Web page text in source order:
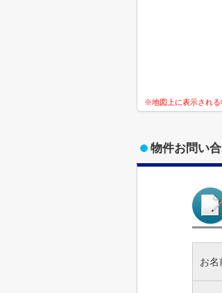
※地図上に表示される
物件お問い
お名